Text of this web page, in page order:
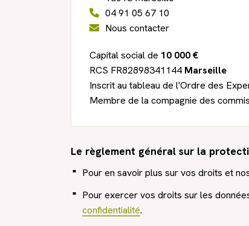
04 91 05 67 10
Nous contacter
Capital social de 10 000 €
RCS FR82898341144 Marseille
Inscrit au tableau de l'Ordre des
Membre de la compagnie des
Le règlement général sur la
Pour en savoir plus sur vos droits et
Pour exercer vos droits sur les
confidentialité.